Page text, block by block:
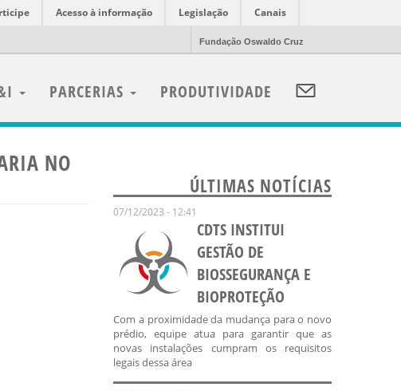
Acesso à informação Legislação Canais
Fundação Oswaldo Cruz
PARCERIAS PRODUTIVIDADE
NO
ÚLTIMAS NOTÍCIAS
07/12/2023 - 12:41
CDTS INSTITUI
GESTÃO DE
BIOSSEGURANÇA E
BIOPROTEÇÃO
Com a proximidade da mudança para o novo
prédio, equipe atua para garantir que as
novas instalações cumpram os requisitos
legais dessa área